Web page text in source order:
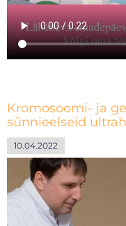
Kromosoomi- ja
sünnieelseid
10.04.2022